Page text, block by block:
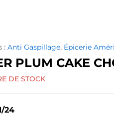
: Anti Gaspillage, Épicerie
PLUM CAKE
DE STOCK
24